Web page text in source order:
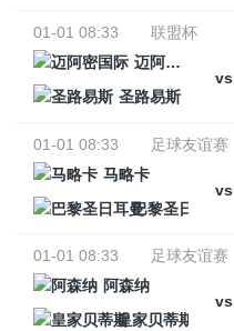
01-01 08:33
联盟杯
迈阿密国际
vs
圣路易斯
01-01 08:33
足球友谊赛
马略卡
vs
巴黎圣日耳曼
01-01 08:33
足球友谊赛
阿森纳
vs
皇家贝蒂斯